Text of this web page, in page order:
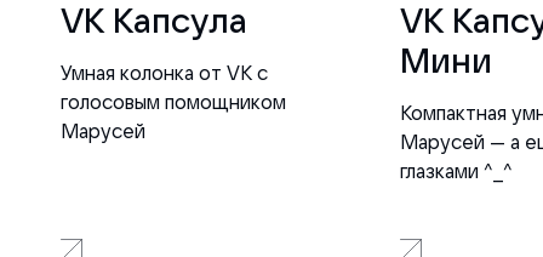
VK Капсула
Умная колонка от VK с
голосовым помощником
Марусей
VK
Мини
Компактная
Марусей — а
глазками ^_^